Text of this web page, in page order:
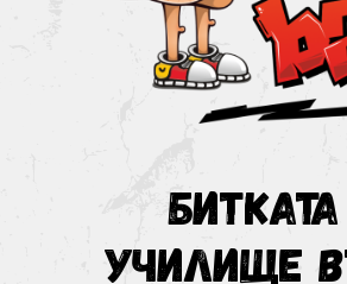
училище